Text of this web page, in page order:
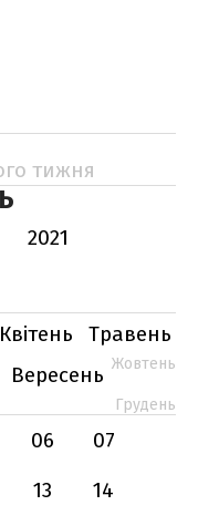
тижня
2021
Квітень
Травень
Вересень Жовтень
Грудень
06
07
13
14